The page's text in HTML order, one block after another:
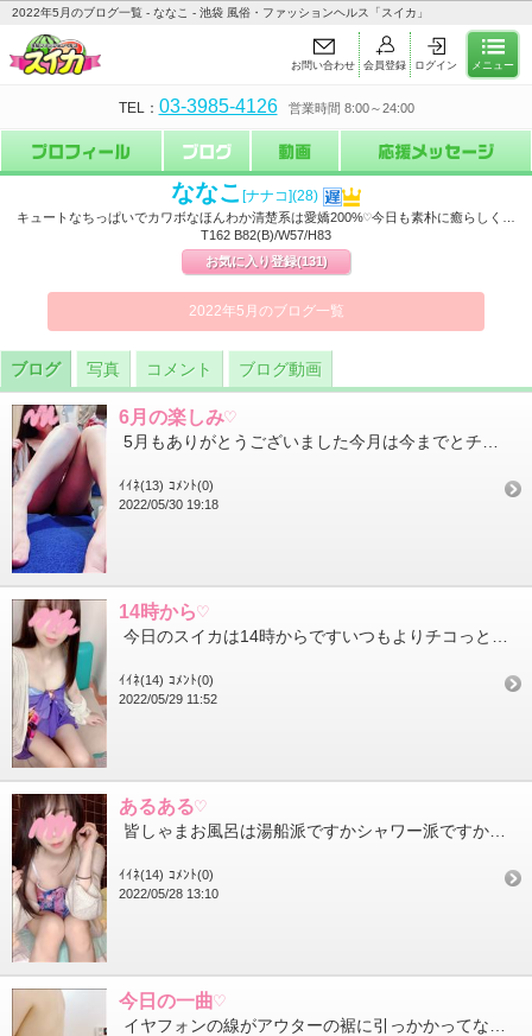
2022年5月のブログ一覧 - ななこ - 池袋 風俗・ファッションヘルス「スイカ」
お問い合わせ 会員登録 ログイン メニュー
TEL： 03-3985-4126 営業時間 8:00～24:00
ななこ [ナナコ](28)
キュートなちっぱいでカワボなほんわか清楚系は愛嬌200%♡今日も素朴に癒らしく…
T162 B82(B)/W57/H83
お気に入り登録(131)
2022年5月のブログ一覧
ブログ 写真 コメント ブログ動画
6月の楽しみ♡
ｲｲﾈ(13) ｺﾒﾝﾄ(0)
2022/05/30 19:18
14時から♡
ｲｲﾈ(14) ｺﾒﾝﾄ(0)
2022/05/29 11:52
あるある♡
ｲｲﾈ(14) ｺﾒﾝﾄ(0)
2022/05/28 13:10
今日の一曲♡